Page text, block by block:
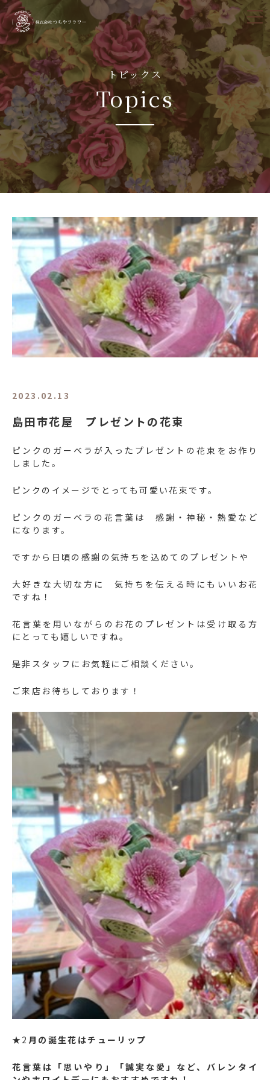
トピックス
Topics
2023.02.13
島田市花屋 プレゼントの花束
ピンクのガーベラが入ったプレゼントの花束をお作り
しました。
ピンクのイメージでとっても可愛い花束です。
ピンクのガーベラの花言葉は 感謝・神秘・熱愛など
になります。
ですから日頃の感謝の気持ちを込めてのプレゼントや
大好きな大切な方に 気持ちを伝える時にもいいお花
ですね！
花言葉を用いながらのお花のプレゼントは受け取る方
にとっても嬉しいですね。
是非スタッフにお気軽にご相談ください。
ご来店お待ちしております！
★2 月の誕生花はチューリップ
花言葉は「思いやり」「誠実な愛」など、バレンタイ